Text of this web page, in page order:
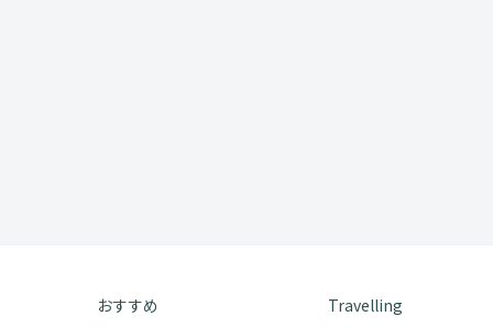
おすすめ
Travelling